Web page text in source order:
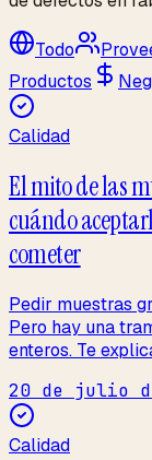
Todo
Productos
Calidad
El mito de las
cuándo
cometer
Pedir muestras
Pero hay una
enteros. Te
20 de julio
Calidad